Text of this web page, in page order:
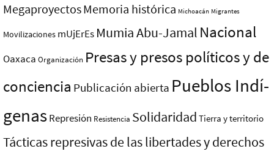
MegaproyectosMemoria histórica Michoacán Migrantes
Movilizaciones mUjErEs Mumia Abu-Jamal Nacional
Oaxaca Organización Presas y presos polí­ticos y de
conciencia Publicación abierta Pueblos Indí­
genasRepresión Resistencia Solidaridad Tierra y territorio
Tácticas represivas de las libertades y derechos